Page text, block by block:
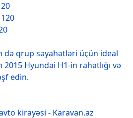
120
də qrup səyahətləri üçün ideal
Hyundai H1-in rahatlığı və
edin.